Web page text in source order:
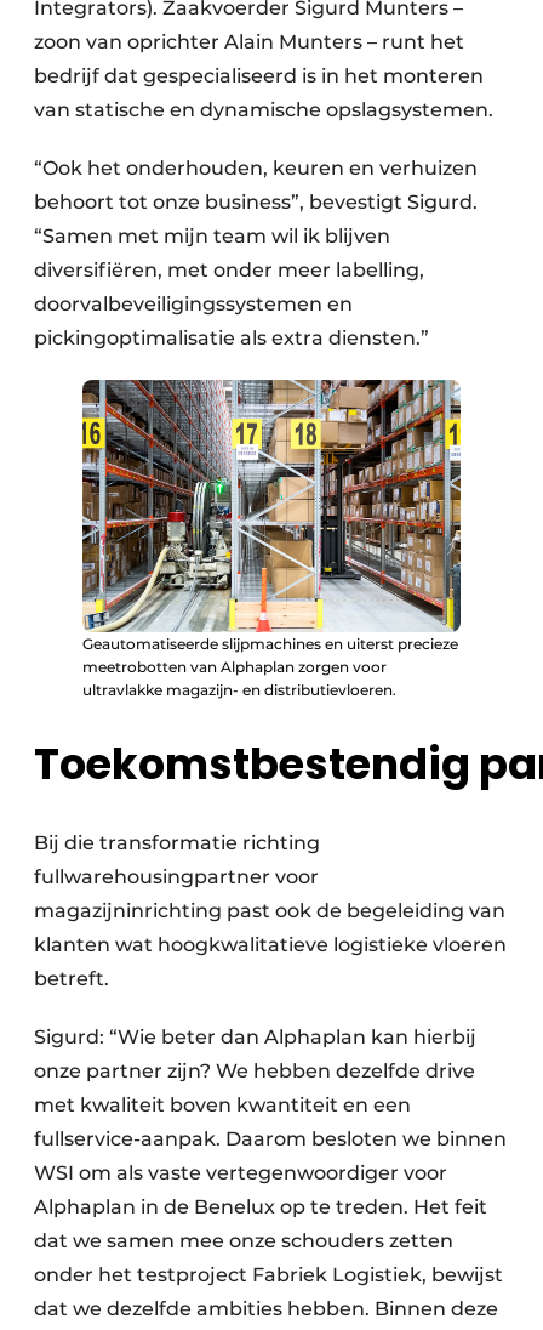
Integrators). Zaakvoerder Sigurd Munters –
zoon van oprichter Alain Munters – runt het
bedrijf dat gespecialiseerd is in het monteren
van statische en dynamische opslagsystemen.
“Ook het onderhouden, keuren en verhuizen
behoort tot onze business”, bevestigt Sigurd.
“Samen met mijn team wil ik blijven
diversifiëren, met onder meer labelling,
doorvalbeveiligingssystemen en
pickingoptimalisatie als extra diensten.”
Geautomatiseerde slijpmachines en uiterst precieze
meetrobotten van Alphaplan zorgen voor
ultravlakke magazijn- en distributievloeren.
Toekomstbestendig
Bij die transformatie richting
fullwarehousingpartner voor
magazijninrichting past ook de begeleiding van
klanten wat hoogkwalitatieve logistieke vloeren
betreft.
Sigurd: “Wie beter dan Alphaplan kan hierbij
onze partner zijn? We hebben dezelfde drive
met kwaliteit boven kwantiteit en een
fullservice-aanpak. Daarom besloten we binnen
WSI om als vaste vertegenwoordiger voor
Alphaplan in de Benelux op te treden. Het feit
dat we samen mee onze schouders zetten
onder het testproject Fabriek Logistiek, bewijst
dat we dezelfde ambities hebben. Binnen deze